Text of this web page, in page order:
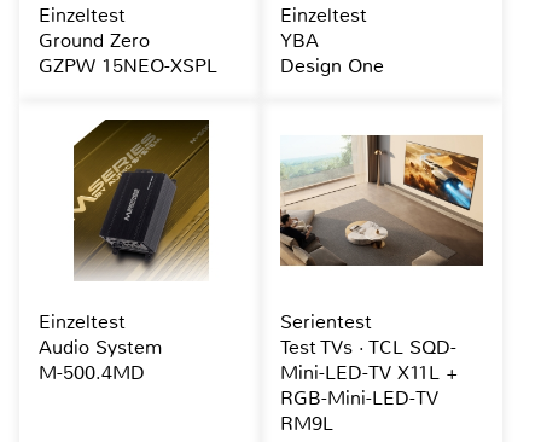
Einzeltest
Ground Zero
GZPW 15NEO-XSPL
Einzeltest
YBA
Design One
Einzeltest
Audio System
M-500.4MD
Serientest
Test TVs · TCL SQD-
Mini-LED-TV X11L +
RGB-Mini-LED-TV
RM9L